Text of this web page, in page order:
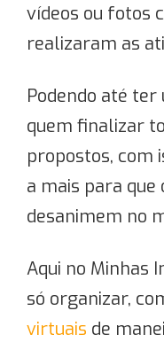
vídeos ou fotos
realizaram as
Podendo até
quem finalizar
propostos, com
a mais para
desanimem no
Aqui no Minhas
só organizar,
virtuais de